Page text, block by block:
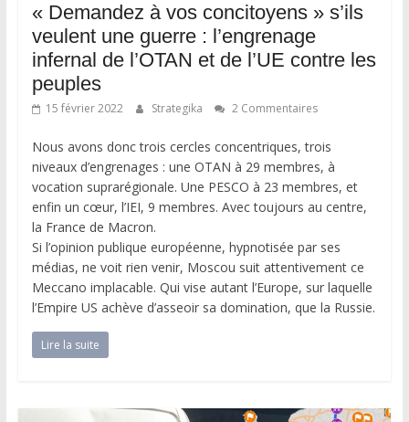
« Demandez à vos concitoyens » s’ils
veulent une guerre : l’engrenage
infernal de l’OTAN et de l’UE contre les
peuples
15 février 2022 Strategika 2 Commentaires
Nous avons donc trois cercles concentriques, trois
niveaux d’engrenages : une OTAN à 29 membres, à
vocation suprarégionale. Une PESCO à 23 membres, et
enfin un cœur, l’IEI, 9 membres. Avec toujours au centre,
la France de Macron.
Si l’opinion publique européenne, hypnotisée par ses
médias, ne voit rien venir, Moscou suit attentivement ce
Meccano implacable. Qui vise autant l’Europe, sur laquelle
l’Empire US achève d’asseoir sa domination, que la Russie.
Lire la suite